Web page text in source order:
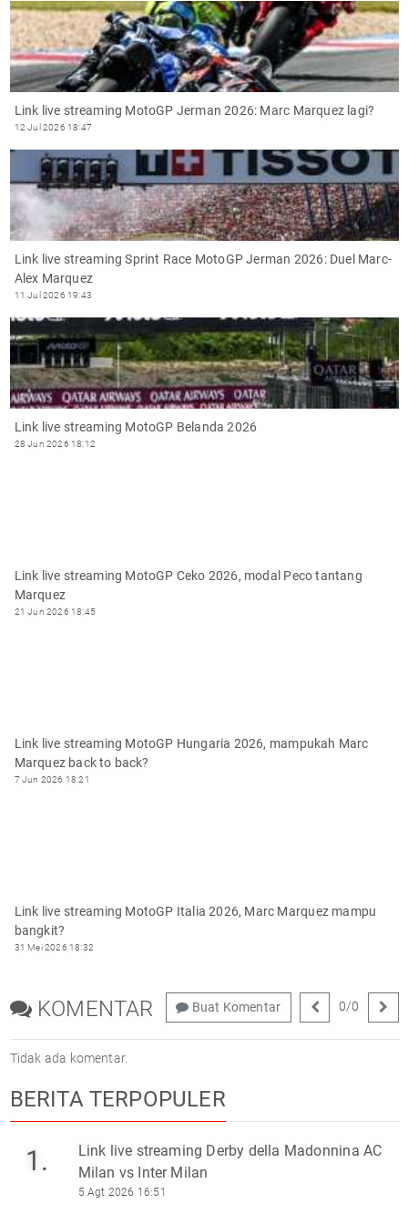
Link live streaming MotoGP Jerman 2026: Marc Marquez lagi?
12 Jul 2026 18:47
Link live streaming Sprint Race MotoGP Jerman 2026: Duel Marc-
Alex Marquez
11 Jul 2026 19:43
Link live streaming MotoGP Belanda 2026
28 Jun 2026 18:12
Link live streaming MotoGP Ceko 2026, modal Peco tantang
Marquez
21 Jun 2026 18:45
Link live streaming MotoGP Hungaria 2026, mampukah Marc
Marquez back to back?
7 Jun 2026 18:21
Link live streaming MotoGP Italia 2026, Marc Marquez mampu
bangkit?
31 Mei 2026 18:32
KOMENTAR Buat Komentar 0/0
Tidak ada komentar.
BERITA TERPOPULER
1.
Link live streaming Derby della Madonnina AC
Milan vs Inter Milan
5 Agt 2026 16:51